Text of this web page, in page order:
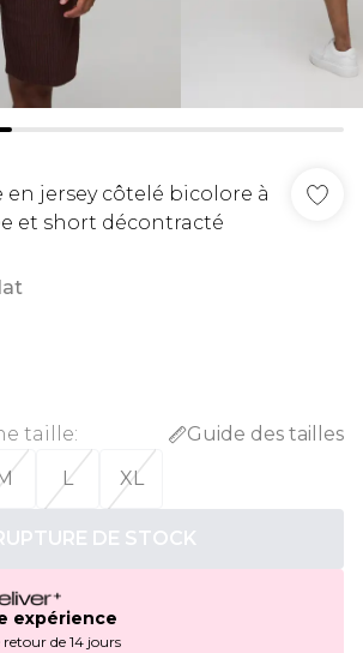
en jersey côtelé bicolore à
et short décontracté
taille:
Guide des tailles
L XL
DE STOCK
expérience
de 14 jours